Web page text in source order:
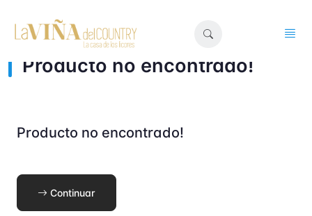
Producto no encontrado!
Producto no encontrado!
Continuar